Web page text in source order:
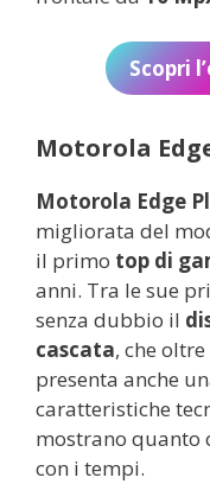
Scopri
Motorola
Motorola Edge
migliorata del
il primo top di
anni. Tra le sue
senza dubbio il
cascata, che
presenta anche
caratteristiche
mostrano quanto
con i tempi.